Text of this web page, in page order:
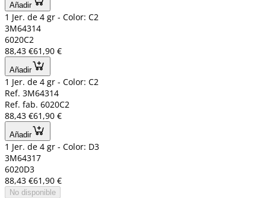
Añadir
1 Jer. de 4 gr - Color: C2
3M64314
6020C2
88,43 €61,90 €
Añadir
1 Jer. de 4 gr - Color: C2
Ref. 3M64314
Ref. fab. 6020C2
88,43 €61,90 €
Añadir
1 Jer. de 4 gr - Color: D3
3M64317
6020D3
88,43 €61,90 €
No disponible